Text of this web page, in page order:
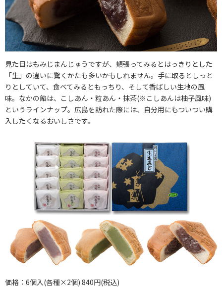
見た目はもみじまんじゅうですが、頬張ってみるとはっきりとした
「生」の違いに驚くかたも多いかもしれません。手に取るとしっと
りとしていて、食べてみるともっちり、そして香ばしい生地の風
味。なかの餡は、こしあん・粒あん・抹茶(※こしあんは柚子風味)
というラインナップ。広島を訪れた際には、自分用にもついつい購
入したくなるおいしさです。
価格：6個入(各種×2個) 840円(税込)